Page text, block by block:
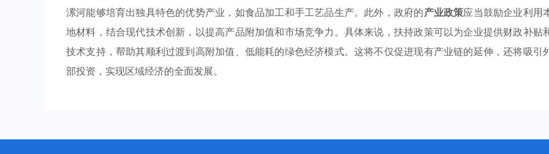
漯河能够培育出独具特色的优势产业，如食品加工和手工艺品生产。此外，政府的产业政策应当鼓励企业利用
地材料，结合现代技术创新，以提高产品附加值和市场竞争力。具体来说，扶持政策可以为企业提供财政补贴
技术支持，帮助其顺利过渡到高附加值、低能耗的绿色经济模式。这将不仅促进现有产业链的延伸，还将吸引
部投资，实现区域经济的全面发展。